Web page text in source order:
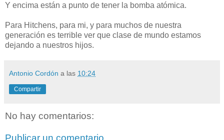
Y encima están a punto de tener la bomba atómica.
Para Hitchens, para mi, y para muchos de nuestra
generación es terrible ver que clase de mundo estamos
dejando a nuestros hijos.
Antonio Cordón a las 10:24
Compartir
No hay comentarios:
Publicar un comentario